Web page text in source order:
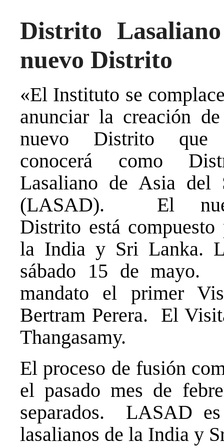
Distrito
nuevo Distrito
«El Instituto se
anunciar la creación
nuevo Distrito que
conocerá como
Lasaliano de Asia del
(LASAD). El
Distrito está compuesto
la India y Sri Lanka.
sábado 15 de mayo.
mandato el primer
Bertram Perera. El
Thangasamy.
El proceso de fusión
el pasado mes de
separados. LASAD
lasalianos de la India y